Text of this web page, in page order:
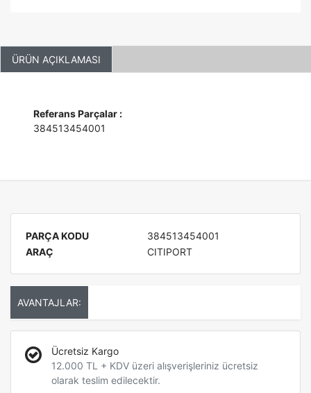
ÜRÜN AÇIKLAMASI
Referans Parçalar :
384513454001
PARÇA KODU
384513454001
ARAÇ
CITIPORT
AVANTAJLAR:
Ücretsiz Kargo
12.000 TL + KDV üzeri alışverişleriniz ücretsiz
olarak teslim edilecektir.